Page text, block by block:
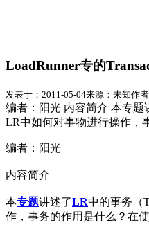
LoadRunner专的
发表于：2011-05-04来源：未知作
编者：阳光 内容简介 本专题
LR中如何对事物进行操作，
编者：阳光
内容简介
本专题讲述了LR中的事务（
作，事务的作用是什么？在